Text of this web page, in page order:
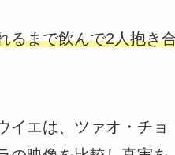
るまで飲んで2人抱き
イエは、ツァオ・チョ